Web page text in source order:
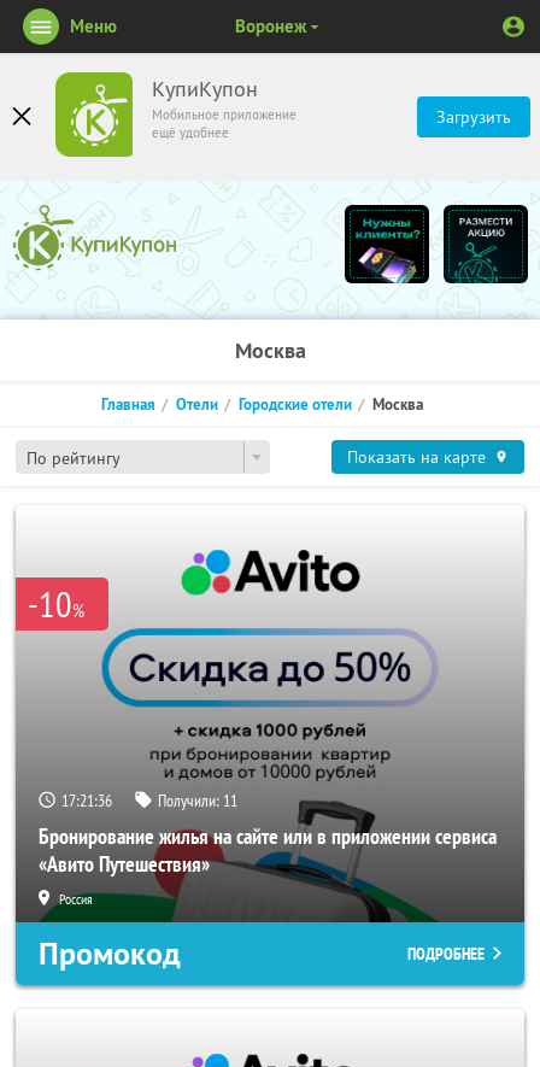
КупиКупон
Мобильное приложение
ещё удобнее
Загрузить
Меню Воронеж
Москва
По рейтингу
Главная Отели Городские отели Москва
Показать на карте
-10%
17:21:36 Получили: 11
Бронирование жилья на сайте или в приложении сервиса
«Авито Путешествия»
Россия
Промокод ПОДРОБНЕЕ